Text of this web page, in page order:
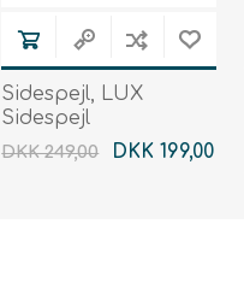
Sidespejl, LUX
Sidespejl
DKK 249,00 DKK 199,00